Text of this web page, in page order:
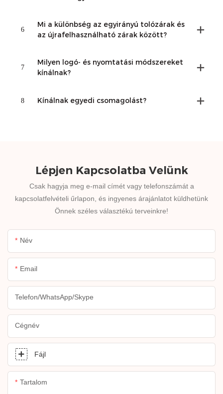
6
Mi a különbség az egyirányú tolózárak és
az újrafelhasználható zárak között?
7
Milyen logó- és nyomtatási módszereket
kínálnak?
8 Kínálnak egyedi csomagolást?
Lépjen Kapcsolatba Velünk
Csak hagyja meg e-mail címét vagy telefonszámát a
kapcsolatfelvételi űrlapon, és ingyenes árajánlatot küldhetünk
Önnek széles választékú terveinkre!
Név
Email
Telefon/WhatsApp/Skype
Cégnév
Fájl
Tartalom